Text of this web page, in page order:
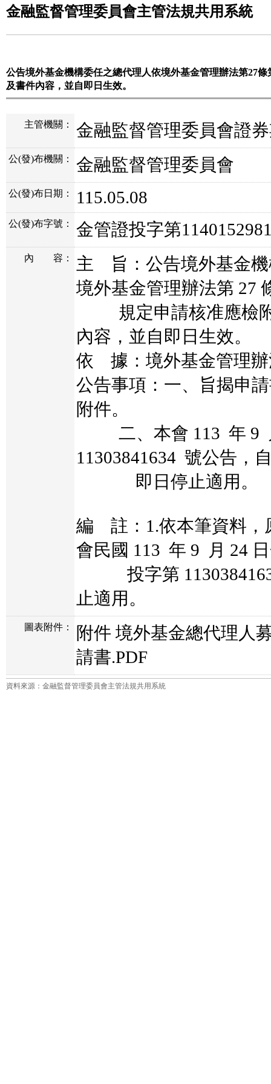
金融監督管理委員會主管法規共用系統
公告境外基金機構委任之總代理人依境外基金管理辦法第27
及書件內容，並自即日生效。
主管機關： 金融監督管理委員會證
公(發)布機關： 金融監督管理委員會
公(發)布日期： 115.05.08
公(發)布字號： 金管證投字第
內 容：
主 旨：公告境外基金機
境外基金管理辦法第 27
規定申請核准應檢附
內容，並自即日生效。
依 據：境外基金管理辦
公告事項：一、旨揭申
附件。
二、本會 113 年 9
11303841634 號公告，
即日停止適用。
編 註：1.依本筆資料，
會民國 113 年 9 月 24
投字第
止適用。
圖表附件：
附件 境外基金總代理人
請書.PDF
資料來源：金融監督管理委員會主管法規共用系統